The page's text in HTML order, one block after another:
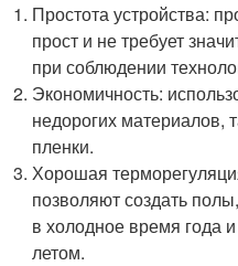
Простота устройства:
прост и не требует
при соблюдении
Экономичность:
недорогих материалов,
пленки.
Хорошая
позволяют создать
в холодное время года
летом.